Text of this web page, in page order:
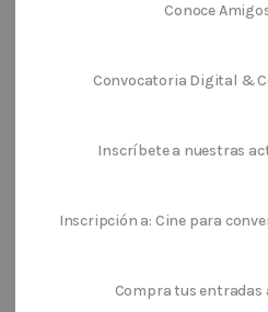
Conoce
Convocatoria Digital &
Inscríbete a nuestras
Inscripción a: Cine para
Compra tus entradas